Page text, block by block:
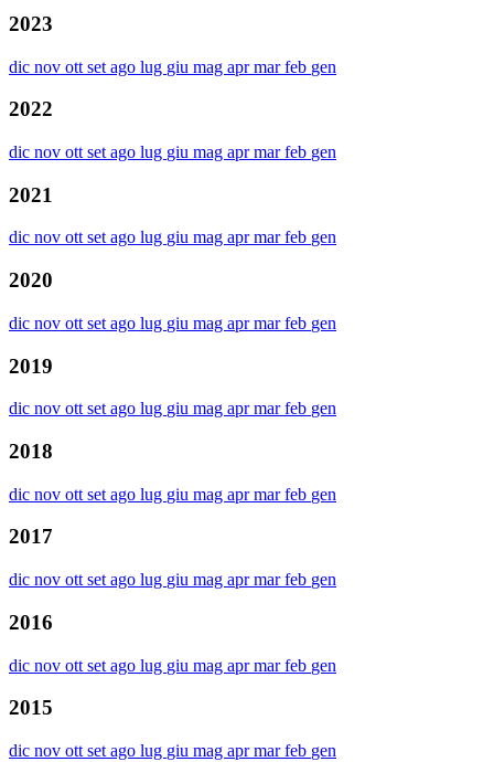
2023
dic nov ott set ago lug giu mag aprmarfeb gen
2022
dic nov ott set ago lug giu mag aprmarfeb gen
2021
dic nov ottsetago lug giu mag aprmarfeb gen
2020
dic nov ott set ago lug giu mag aprmarfeb gen
2019
dic nov ott set ago lug giu mag aprmarfeb gen
2018
dic nov ott set ago lug giu mag aprmarfeb gen
2017
dic nov ott set ago lug giu mag aprmarfeb gen
2016
dic nov ott set ago lug giu mag aprmarfeb gen
2015
dic nov ott set ago lug giu mag aprmarfeb gen